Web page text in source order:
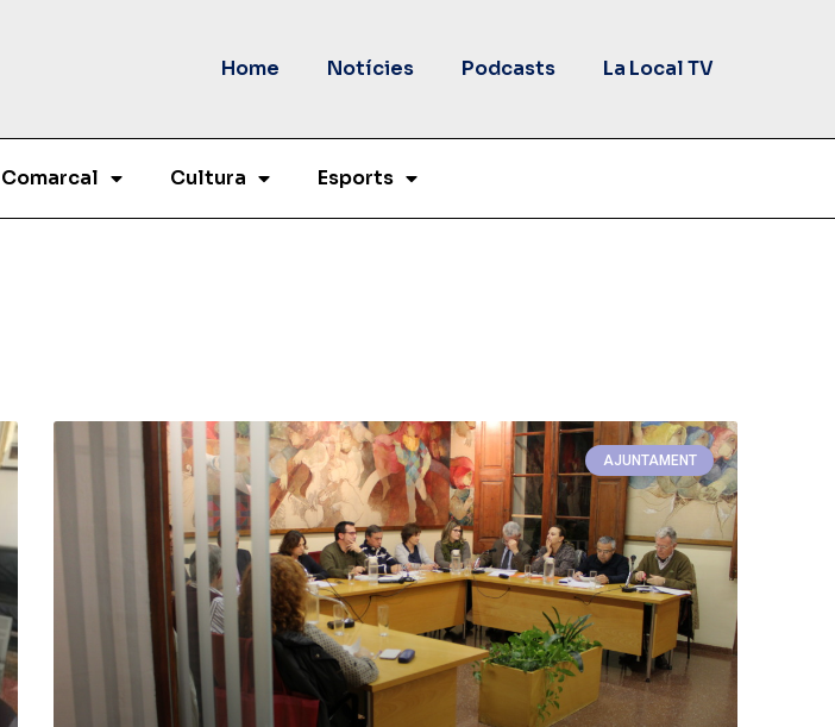
Home Notícies Podcasts La Local TV
Comarcal Cultura Esports
AJUNTAMENT